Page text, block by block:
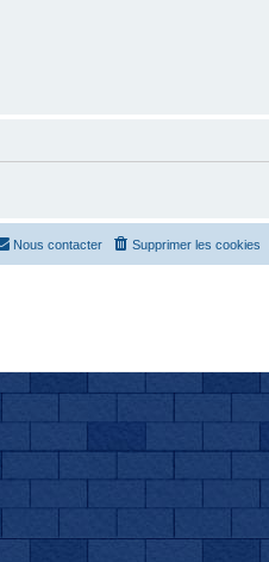
Supprimer les cookies
Nous contacter